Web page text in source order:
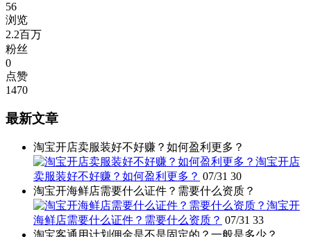
56
浏览
2.2百万
粉丝
0
点赞
1470
最新文章
淘宝开店卖服装好不好赚？如何盈利更多？
淘宝开店
卖服装好不好赚？如何盈利更多？ 07/31 30
淘宝开海鲜店需要什么证件？需要什么资质？
淘宝开
海鲜店需要什么证件？需要什么资质？ 07/31 33